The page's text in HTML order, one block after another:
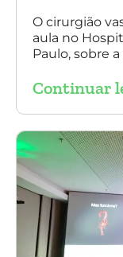
O cirurgião
aula no
Paulo, sobre
experiência
Daniel Benitti
Fernandes
Continuar